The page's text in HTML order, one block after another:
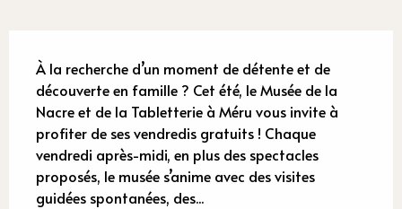
À la recherche d’un moment de détente et de
découverte en famille ? Cet été, le Musée de la
Nacre et de la Tabletterie à Méru vous invite à
profiter de ses vendredis gratuits ! Chaque
vendredi après-midi, en plus des spectacles
proposés, le musée s’anime avec des visites
guidées spontanées, des...